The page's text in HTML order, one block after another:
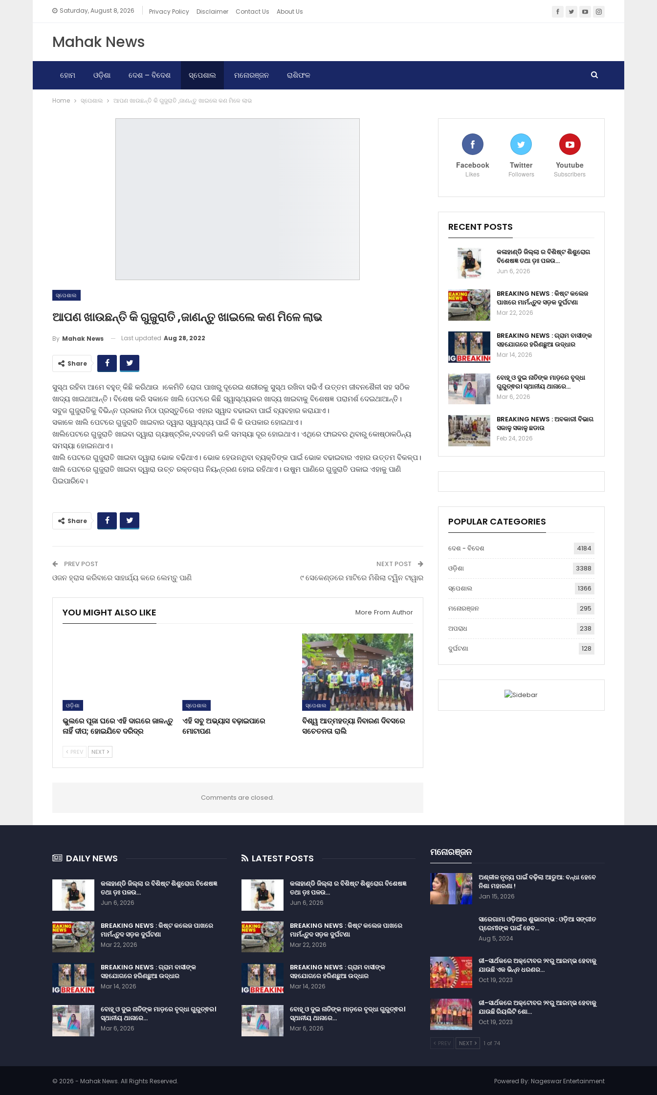
Saturday, August 8, 2026 Privacy Policy Disclaimer Contact Us About Us
Mahak News
ହୋମ ଓଡ଼ିଶା ଦେଶ – ବିଦେଶ ସ୍ପେଶାଲ ମନୋରଞ୍ଜନ ରାଶିଫଳ
Home ସ୍ପେଶାଲ ଆପଣ ଖାଉଛନ୍ତି କି ଗୁଜୁରାତି ,ଜାଣନ୍ତୁ ଖାଇଲେ କଣ ମିଳେ ଲାଭ
ସ୍ପେଶାଲ
ଆପଣ ଖାଉଛନ୍ତି କି ଗୁଜୁରାତି ,ଜାଣନ୍ତୁ ଖାଇଲେ କଣ ମିଳେ ଲାଭ
By Mahak News Last updated Aug 28, 2022
Share
ସୁସ୍ଥ ରହିବା ଆମେ ବହୁତ୍ କିଛି କରିଥାଉ ।କେମିତି ରୋଗ ପାଖରୁ ଦୂରେଇ ଶରୀରକୁ ସୁସ୍ଥ ରଖିବା ସଭିଏଁ ଉତ୍ତମ ଜୀବନଶୈଳୀ ସହ ସଠିକ
ଖାଦ୍ୟ ଖାଇଥାଆନ୍ତି। ବିଶେଷ କରି ସକାଳେ ଖାଲି ପେଟରେ କିଛି ସ୍ୱାସ୍ଥ୍ୟକର ଖାଦ୍ୟ ଖାଇବାକୁ ବିଶେଷଜ୍ଞ ପରାମର୍ଶ ଦେଇଥାଆନ୍ତି।
ସବୁଜ ଗୁଜୁରାତିକୁ ବିଭିନ୍ନ ପ୍ରକାର ମିଠା ପ୍ରସ୍ତୁତିରେ ଏହାର ସ୍ୱାଦ ବଢାଇବା ପାଇଁ ବ୍ୟବହାର କରାଯାଏ।
ସକାଳେ ଖାଲି ପେଟରେ ଗୁଜୁରାତି ଖାଇବାର ଦ୍ୱାରା ସ୍ୱାସ୍ଥ୍ୟ ପାଇଁ କି କି ଉପକାର ହୋଇଥାଏ।
ଖାଲିପେଟରେ ଗୁଜୁରାତି ଖାଇବା ଦ୍ୱାରା ଗ୍ୟାଷ୍ଟ୍ରିକ,ବଦହଜମି ଭଳି ସମସ୍ୟା ଦୂର ହୋଇଥାଏ। ଏଥିରେ ଫାଇବର ଥିବାରୁ କୋଷ୍ଠାକଠିନ୍ୟ
ସମସ୍ୟା ହୋଇନଥାଏ।
ଖାଲି ପେଟରେ ଗୁଜୁରାତି ଖାଇବା ଦ୍ୱାରା ଭୋକ ବଢିଥାଏ। ଭୋକ ହେଉନଥିବା ବ୍ୟକ୍ତିଙ୍କ ପାଇଁ ଭୋକ ବଢାଇବାର ଏହାର ଉତ୍ତମ ବିକଳ୍ପ।
ଖାଲି ପେଟରେ ଗୁଜୁରାତି ଖାଇବା ଦ୍ୱାରା ଉଚ୍ଚ ରକ୍ତଚାପ ନିୟନ୍ତ୍ରଣ ହୋଇ ରହିଥାଏ। ଉଷୁମ ପାଣିରେ ଗୁଜୁରାତି ପକାଇ ଏହାକୁ ପାଣି
ପିଇପାରିବେ।
Share
PREV POST
ଓଜନ ହ୍ରାସ କରିବାରେ ସାହାର୍ଯ୍ୟ କରେ ଲେମ୍ବୁ ପାଣି
NEXT POST
୯ ସେକେଣ୍ଡରେ ମାଟିରେ ମିଶିଲା ଟ୍ୱିନ ଟାୱାର
YOU MIGHT ALSO LIKE More From Author
ଓଡ଼ିଶା
ଭୁଲରେ ପୂଜା ଘରେ ଏହି ଦାଗରେ ଜାଳନ୍ତୁ
ନାହିଁ ଦୀପ; ହୋଇଯିବେ ଦରିଦ୍ର
ସ୍ପେଶାଲ
ଏହି ସବୁ ଅଭ୍ୟାସ ବଢ଼ାଇପାରେ
ମୋଟାପଣ
ସ୍ପେଶାଲ
ବିଶ୍ୱ ଆତ୍ମହତ୍ୟା ନିବାରଣ ଦିବସରେ
ସଚେତନତା ରାଲି
PREV NEXT
Comments are closed.
Facebook
Likes
Twitter
Followers
Youtube
Subscribers
RECENT POSTS
କଳାହାଣ୍ଡି ଜିଲ୍ଲା ର ବିଶିଷ୍ଟ ଶିଶୁରୋଗ
ବିଶେଷଜ୍ଞ ତଥା ଡ଼ଃ ପଳଉ…
Jun 6, 2026
BREAKING NEWS : କିଷ୍ଟ କଲେଜ
ପାଖରେ ମାର୍ମନ୍ତୁଦ ସଡ଼କ ଦୁର୍ଘଟଣା
Mar 22, 2026
BREAKING NEWS : ଗ୍ରାମ ବାସୀଙ୍କ
ସହଯୋଗରେ ହରିଣଛୁଆ ଉଦ୍ଧାର
Mar 14, 2026
ବୋହୂ ଓ ଦୁଇ ନାତିଙ୍କ ମାଡ଼ରେ ବୃଦ୍ଧା
ଗୁରୁତ୍ଵର। ସ୍ଥାନୀୟ ଥାନାରେ…
Mar 6, 2026
BREAKING NEWS : ଅବକାରୀ ବିଭାଗ
ସକାଳୁ ସକାଳୁ ଛଡାଉ
Feb 24, 2026
POPULAR CATEGORIES
ଦେଶ - ବିଦେଶ 4184
ଓଡ଼ିଶା 3388
ସ୍ପେଶାଲ 1366
ମନୋରଞ୍ଜନ 295
ଅପରାଧ 238
ଦୁର୍ଘଟଣା 128
DAILY NEWS
କଳାହାଣ୍ଡି ଜିଲ୍ଲା ର ବିଶିଷ୍ଟ ଶିଶୁରୋଗ ବିଶେଷଜ୍ଞ
ତଥା ଡ଼ଃ ପଳଉ…
Jun 6, 2026
BREAKING NEWS : କିଷ୍ଟ କଲେଜ ପାଖରେ
ମାର୍ମନ୍ତୁଦ ସଡ଼କ ଦୁର୍ଘଟଣା
Mar 22, 2026
BREAKING NEWS : ଗ୍ରାମ ବାସୀଙ୍କ
ସହଯୋଗରେ ହରିଣଛୁଆ ଉଦ୍ଧାର
Mar 14, 2026
ବୋହୂ ଓ ଦୁଇ ନାତିଙ୍କ ମାଡ଼ରେ ବୃଦ୍ଧା ଗୁରୁତ୍ଵର।
ସ୍ଥାନୀୟ ଥାନାରେ…
Mar 6, 2026
LATEST POSTS
କଳାହାଣ୍ଡି ଜିଲ୍ଲା ର ବିଶିଷ୍ଟ ଶିଶୁରୋଗ ବିଶେଷଜ୍ଞ
ତଥା ଡ଼ଃ ପଳଉ…
Jun 6, 2026
BREAKING NEWS : କିଷ୍ଟ କଲେଜ ପାଖରେ
ମାର୍ମନ୍ତୁଦ ସଡ଼କ ଦୁର୍ଘଟଣା
Mar 22, 2026
BREAKING NEWS : ଗ୍ରାମ ବାସୀଙ୍କ
ସହଯୋଗରେ ହରିଣଛୁଆ ଉଦ୍ଧାର
Mar 14, 2026
ବୋହୂ ଓ ଦୁଇ ନାତିଙ୍କ ମାଡ଼ରେ ବୃଦ୍ଧା ଗୁରୁତ୍ଵର।
ସ୍ଥାନୀୟ ଥାନାରେ…
Mar 6, 2026
ମନୋରଞ୍ଜନ
ଅଶ୍ଳୀଳ ନୃତ୍ୟ ପାଇଁ ବଢ଼ିଲା ଆଡୁଆ: ବନ୍ଧା ହେବେ
ନିଶା ମହାରଣା !
Jan 15, 2026
ସାରେଗାମା ଓଡ଼ିଆର ଶୁଭାରମ୍ଭ : ଓଡ଼ିଆ ସଙ୍ଗୀତ
ପ୍ରେମୀଙ୍କ ପାଇଁ ହେବ…
Aug 5, 2024
ଜୀ-ସାର୍ଥକରେ ଅକ୍ଟୋବର ୨୧ରୁ ଆରମ୍ଭ ହେବାକୁ
ଯାଉଛି ଏକ ଭିନ୍ନ ଧରଣର…
Oct 19, 2023
ଜୀ-ସାର୍ଥକରେ ଅକ୍ଟୋବର ୨୧ରୁ ଆରମ୍ଭ ହେବାକୁ
ଯାଉଛି ରିୟଲିଟି ଶୋ…
Oct 19, 2023
PREV NEXT 1 of 74
© 2026 - Mahak News. All Rights Reserved. Powered By: Nageswar Entertainment